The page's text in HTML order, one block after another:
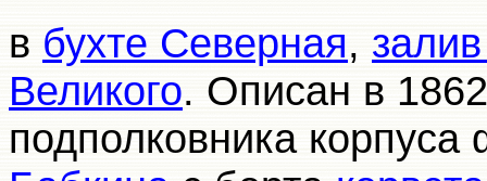
в бухте Северная,
Великого. Описан в
подполковника